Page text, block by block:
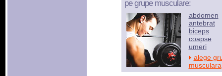
pe grupe musculare:
abdomen
antebrat
biceps
coapse
umeri
alege
musculara